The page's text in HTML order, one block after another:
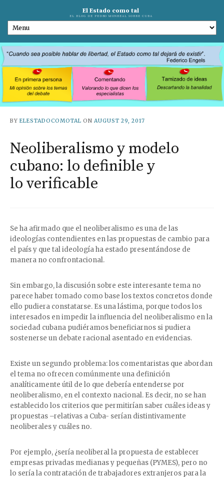
El Estado como tal
EL BLOG DE PEDRO MONREAL SOBRE CUBA
BY ELESTADOCOMOTAL ON AUGUST 29, 2017
Neoliberalismo y modelo
cubano: lo definible y
lo verificable
Se ha afirmado que el neoliberalismo es una de las
ideologías contendientes en las propuestas de cambio para
el país y que tal ideología ha estado presentándose de
manera no confrontacional.
Sin embargo, la discusión sobre este interesante tema no
parece haber tomado como base los textos concretos donde
ello pudiera constatarse. Es una lástima, porque todos los
interesados en impedir la influencia del neoliberalismo en la
sociedad cubana pudiéramos beneficiarnos si pudiera
sostenerse un debate racional asentado en evidencias.
Existe un segundo problema: los comentaristas que abordan
el tema no ofrecen comúnmente una definición
analíticamente útil de lo que debería entenderse por
neoliberalismo, en el contexto nacional. Es decir, no se han
establecido los criterios que permitirían saber cuáles ideas y
propuestas –relativas a Cuba- serían distintivamente
neoliberales y cuáles no.
Por ejemplo, ¿sería neoliberal la propuesta de establecer
empresas privadas medianas y pequeñas (PYMES), pero no
lo sería la contratación de trabajadores extranjeros para la